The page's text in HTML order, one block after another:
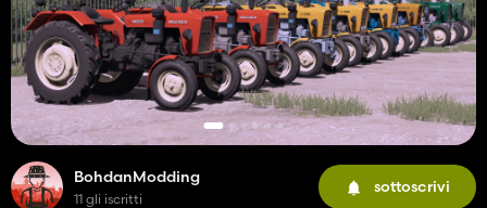
BohdanModding
11 gli iscritti
sottoscrivi